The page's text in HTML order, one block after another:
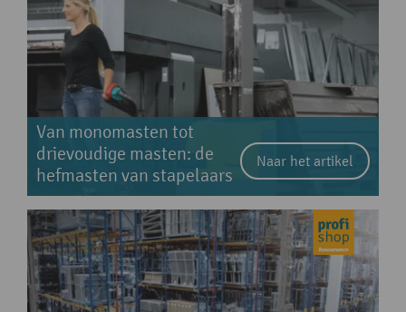
Van monomasten tot
drievoudige masten: de
hefmasten van stapelaars
Naar het artikel